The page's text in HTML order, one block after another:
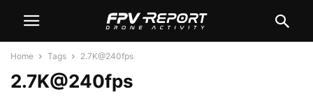
Home Tags 2.7K@240fps
2.7K@240fps